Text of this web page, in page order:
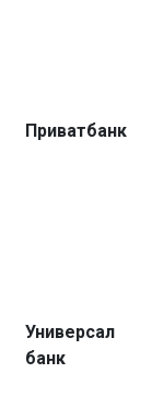
Приватбанк
Универсал
банк